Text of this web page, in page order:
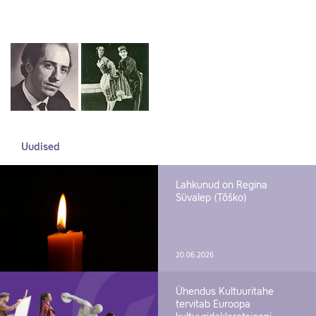
Uudised
Lahkunud on Regina
Süvalep (Tõško)
20.06.2026
Ühendus Kultuuritahe
tervitab Euroopa